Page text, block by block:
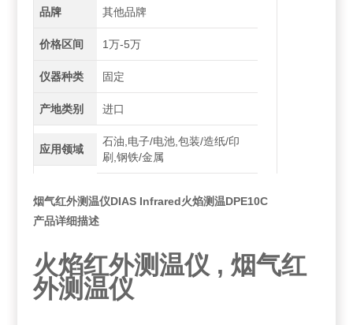
品牌 其他品牌
价格区间 1万-5万
仪器种类 固定
产地类别 进口
应用领域
石油,电子/电池,包装/造纸/印
刷,钢铁/金属
烟气红外测温仪DIAS Infrared火焰测温DPE10C
产品详细描述
火焰红外测温仪 , 烟气红
外测温仪